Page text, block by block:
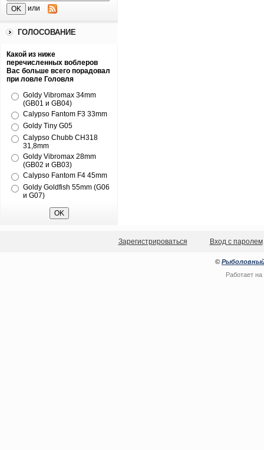
или
ГОЛОСОВАНИЕ
Какой из ниже
перечисленных воблеров
Вас больше всего порадовал
при ловле Головля
Goldy Vibromax 34mm
(GB01 и GB04)
Calypso Fantom F3 33mm
Goldy Tiny G05
Calypso Chubb CH318
31,8mm
Goldy Vibromax 28mm
(GB02 и GB03)
Calypso Fantom F4 45mm
Goldy Goldfish 55mm (G06
и G07)
Зарегистрироваться Вход с паролем
© Рыболовный
Работает